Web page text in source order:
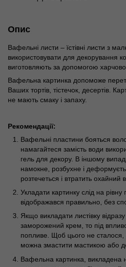
Опис
Вафельні листи – їстівні листи з
використовувати для декорування
виготовляють за допомогою
Вафельна картинка допоможе
Ваших тортів, тістечок, десертів.
не мають смаку і запаху.
Рекомендації:
Вафельні пластини бояться
намагайтеся замість води
гель для декору. В іншому
намокне, розбухне і
розтечеться і втратить охайний
Укладати картинку слід на
відображався правильно, без
Якщо викладати листівку
заморожений крем, то під
попливе. Щоб цього не сталося,
можна змастити мастикою або
Вафельна картинка, викладена